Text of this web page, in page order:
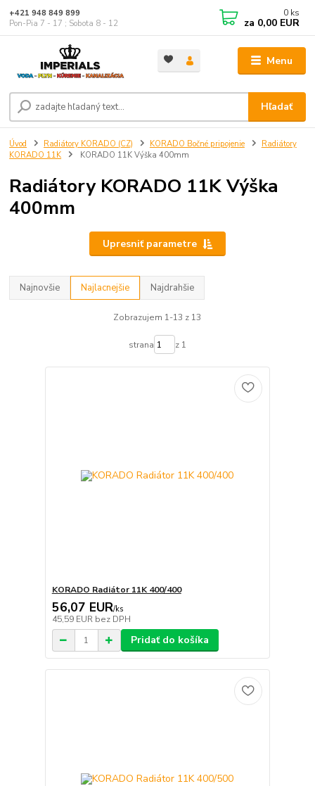
Menu
Hľadať
+421 948 849 899
Pon-Pia 7 - 17 ; Sobota 8 - 12
0 ks
za 0,00 EUR
Úvod Radiátory KORADO (CZ) KORADO Bočné pripojenie
Radiátory
KORADO 11K
KORADO 11K Výška 400mm
Radiátory KORADO 11K Výška
400mm
Upresniť parametre
Najnovšie Najlacnejšie Najdrahšie
Zobrazujem 1-13 z 13
strana z 1
KORADO Radiátor 11K 400/400
56,07 EUR/ks
45,59 EUR bez DPH
Pridať do košíka